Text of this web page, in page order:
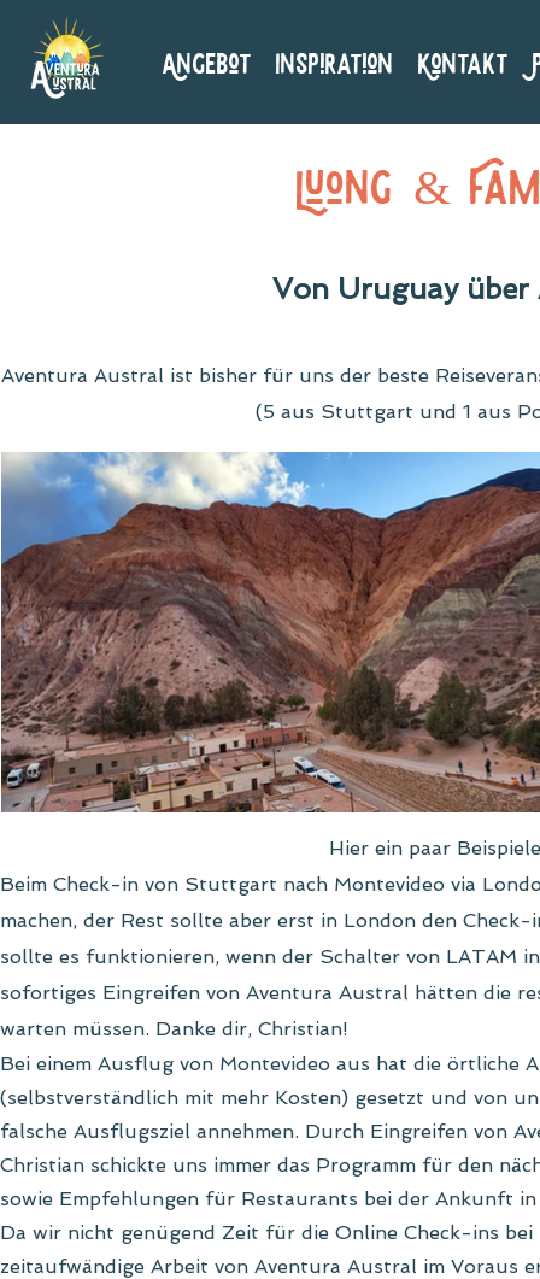
Angebot Inspiration Kontakt
Luong &
Von Uruguay
Aventura Austral ist bisher für uns der beste
(5 aus Stuttgart und 1 aus
Hier ein paar
Beim Check-in von Stuttgart nach Montevideo via
machen, der Rest sollte aber erst in London den
sollte es funktionieren, wenn der Schalter von LATAM
sofortiges Eingreifen von Aventura Austral hätten die
warten müssen. Danke dir, Christian!
Bei einem Ausflug von Montevideo aus hat die örtliche
(selbstverständlich mit mehr Kosten) gesetzt und von
falsche Ausflugsziel annehmen. Durch Eingreifen von
Christian schickte uns immer das Programm für den
sowie Empfehlungen für Restaurants bei der Ankunft
Da wir nicht genügend Zeit für die Online Check-ins
zeitaufwändige Arbeit von Aventura Austral im Voraus